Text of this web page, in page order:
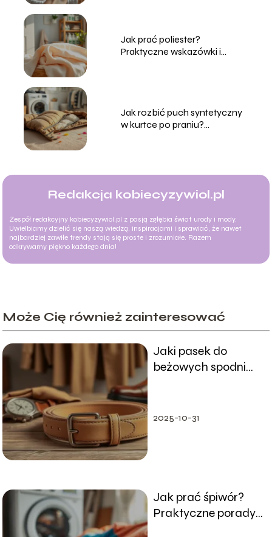
Jak prać poliester?
Praktyczne wskazówki i
Jak rozbić puch syntetyczny
w kurtce po praniu?
Redakcja kobiecyzywiol.pl
Zespół redakcyjny kobiecyzywiol.pl z pasją zgłębia świat urody i mody.
Uwielbiamy dzielić się naszą wiedzą, inspiracjami i sprawiać, że nawet
najbardziej zawiłe trendy stają się proste i zrozumiałe. Razem
odkrywamy piękno każdego dnia!
Może Cię również zainteresować
Jaki pasek do
beżowych spodni
2025-10-31
Jak prać śpiwór?
Praktyczne porady i